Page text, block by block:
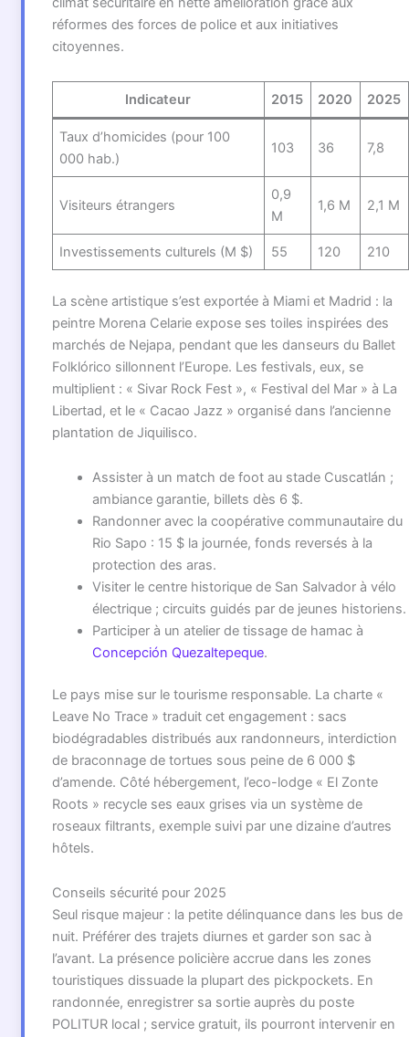
réformes des forces de police et aux initiatives
citoyennes.
Indicateur 2015 2020 2025
Taux d’homicides (pour 100
000 hab.)
103 36 7,8
Visiteurs étrangers
0,9
M
1,6 M 2,1 M
Investissements culturels (M $) 55 120 210
La scène artistique s’est exportée à Miami et Madrid : la
peintre Morena Celarie expose ses toiles inspirées des
marchés de Nejapa, pendant que les danseurs du Ballet
Folklórico sillonnent l’Europe. Les festivals, eux, se
multiplient : « Sivar Rock Fest », « Festival del Mar » à La
Libertad, et le « Cacao Jazz » organisé dans l’ancienne
plantation de Jiquilisco.
Assister à un match de foot au stade Cuscatlán ;
ambiance garantie, billets dès 6 $.
Randonner avec la coopérative communautaire du
Rio Sapo : 15 $ la journée, fonds reversés à la
protection des aras.
Visiter le centre historique de San Salvador à vélo
électrique ; circuits guidés par de jeunes historiens.
Participer à un atelier de tissage de hamac à
Concepción Quezaltepeque.
Le pays mise sur le tourisme responsable. La charte «
Leave No Trace » traduit cet engagement : sacs
biodégradables distribués aux randonneurs, interdiction
de braconnage de tortues sous peine de 6 000 $
d’amende. Côté hébergement, l’eco-lodge « El Zonte
Roots » recycle ses eaux grises via un système de
roseaux filtrants, exemple suivi par une dizaine d’autres
hôtels.
Conseils sécurité pour 2025
Seul risque majeur : la petite délinquance dans les bus de
nuit. Préférer des trajets diurnes et garder son sac à
l’avant. La présence policière accrue dans les zones
touristiques dissuade la plupart des pickpockets. En
randonnée, enregistrer sa sortie auprès du poste
POLITUR local ; service gratuit, ils pourront intervenir en